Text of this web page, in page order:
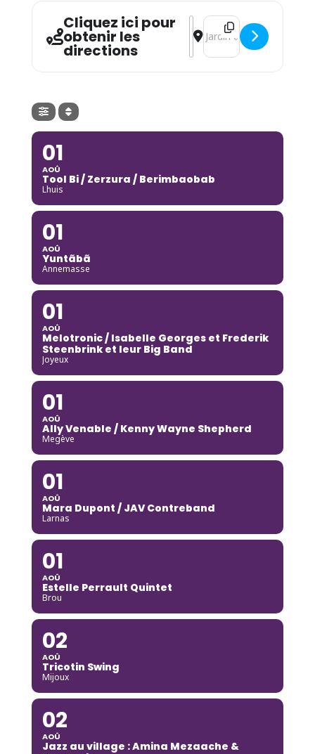
Cliquez ici pour
obtenir les
directions
Address - Bruno Ducret
Destination Address -
01
AOÛ
Tool Bi / Zerzura / Berimbaobab
Lhuis
01
AOÛ
Yuntãbã
Annemasse
01
AOÛ
Melotronic / Isabelle Georges et Frederik
Steenbrink et leur Big Band
Joyeux
01
AOÛ
Ally Venable / Kenny Wayne Shepherd
Megève
01
AOÛ
Mara Dupont / JAV Contreband
Larnas
01
AOÛ
Estelle Perrault Quintet
Brou
02
AOÛ
Tricotin Swing
Mijoux
02
AOÛ
Jazz au village : Amina Mezaache &